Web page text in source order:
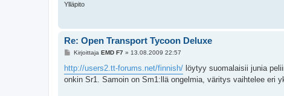
Ylläpito
Re: Open Transport Tycoon Deluxe
V
e
s
t
Kirjoittaja EMD F7» 13.08.2009 22:57
http://users2.tt-forums.net/finnish/ löytyy suomalaisii junia
onkin Sr1. Samoin on Sm1:llä ongelmia, väritys vaihtelee eri